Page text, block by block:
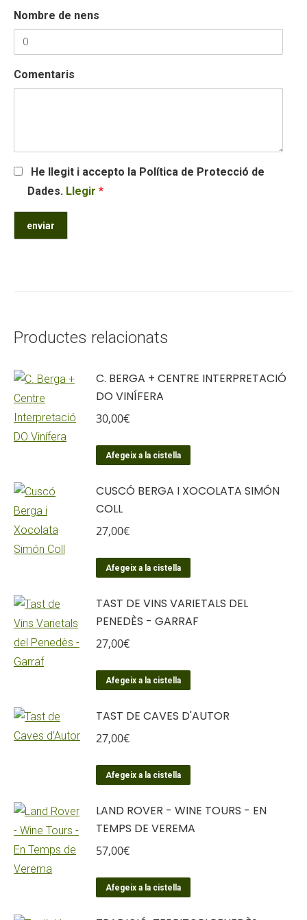
Nombre de nens
Comentaris
He llegit i accepto la Política de Protecció de
Dades. Llegir *
Productes relacionats
C. BERGA + CENTRE INTERPRETACIÓ
DO VINÍFERA
30,00€
Afegeix a la cistella
CUSCÓ BERGA I XOCOLATA SIMÓN
COLL
27,00€
Afegeix a la cistella
TAST DE VINS VARIETALS DEL
PENEDÈS - GARRAF
27,00€
Afegeix a la cistella
TAST DE CAVES D'AUTOR
27,00€
Afegeix a la cistella
LAND ROVER - WINE TOURS - EN
TEMPS DE VEREMA
57,00€
Afegeix a la cistella